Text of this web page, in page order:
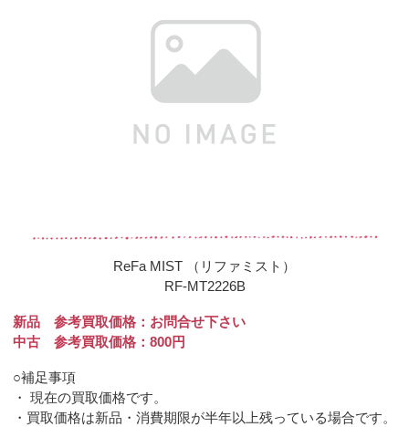
ReFa MIST （リファミスト）
RF-MT2226B
新品 参考買取価格：お問合せ下さい
中古 参考買取価格：800円
○補足事項
・ 現在の買取価格です。
・買取価格は新品・消費期限が半年以上残っている場合です。